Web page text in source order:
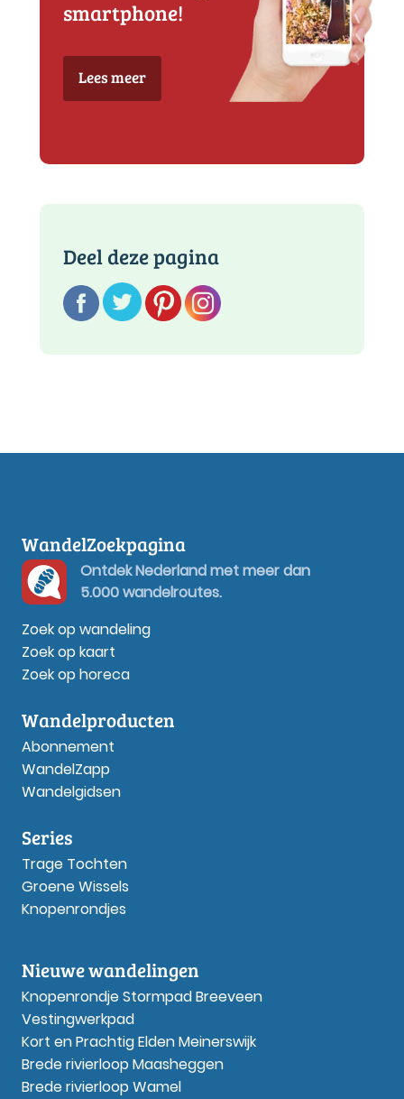
smartphone!
Lees meer
Deel deze pagina
WandelZoekpagina
Ontdek Nederland met meer dan
5.000 wandelroutes.
Zoek op wandeling
Zoek op kaart
Zoek op horeca
Wandelproducten
Abonnement
WandelZapp
Wandelgidsen
Series
Trage Tochten
Groene Wissels
Knopenrondjes
Nieuwe wandelingen
Knopenrondje Stormpad Breeveen
Vestingwerkpad
Kort en Prachtig Elden Meinerswijk
Brede rivierloop Maasheggen
Brede rivierloop Wamel